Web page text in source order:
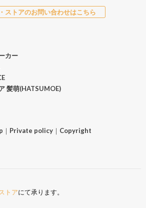
ストアのお問い合わせはこちら
カー
髪萌(HATSUMOE)
｜ Private policy｜ Copyright
トアにて承ります。